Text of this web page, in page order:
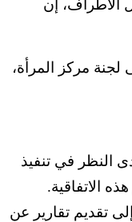
الأطراف، إن
لجنة مركز المرأة،
النظر في تنفيذ
الاتفاقية.
تقديم تقارير عن